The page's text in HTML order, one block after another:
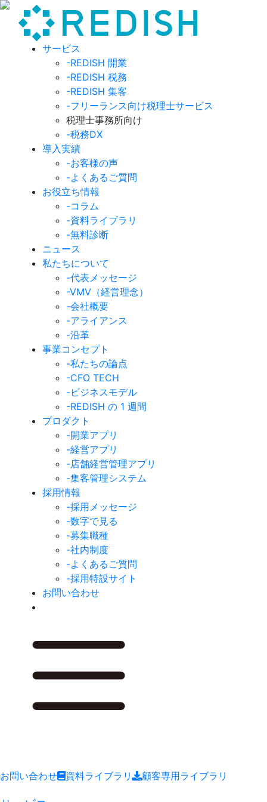
サービス
-REDISH 開業
-REDISH 税務
-REDISH 集客
-フリーランス向け税理士サービス
税理士事務所向け
-税務DX
導入実績
-お客様の声
-よくあるご質問
お役立ち情報
-コラム
-資料ライブラリ
-無料診断
ニュース
私たちについて
-代表メッセージ
-VMV（経営理念）
-会社概要
-アライアンス
-沿革
事業コンセプト
-私たちの論点
-CFO TECH
-ビジネスモデル
-REDISH の 1 週間
プロダクト
-開業アプリ
-経営アプリ
-店舗経営管理アプリ
-集客管理システム
採用情報
-採用メッセージ
-数字で見る
-募集職種
-社内制度
-よくあるご質問
-採用特設サイト
お問い合わせ
お問い合わせ 資料ライブラリ 顧客専用ライブラリ